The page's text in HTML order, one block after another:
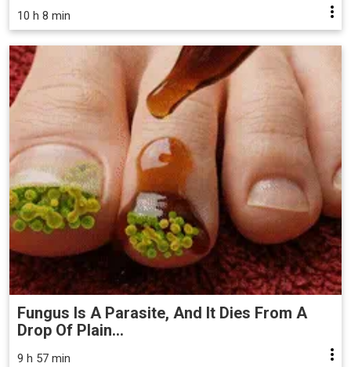
10 h 8 min
Fungus Is A Parasite, And It Dies From A
Drop Of Plain...
9 h 57 min